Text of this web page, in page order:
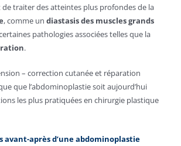
traiter des atteintes plus profondes de la
, comme un diastasis des muscles grands
pathologies associées telles que la
.
– correction cutanée et réparation
que l’abdominoplastie soit aujourd’hui
les plus pratiquées en chirurgie plastique
avant-après d’une abdominoplastie